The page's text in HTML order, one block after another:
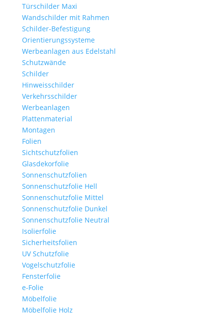
Türschilder Maxi
Wandschilder mit Rahmen
Schilder-Befestigung
Orientierungssysteme
Werbeanlagen aus Edelstahl
Schutzwände
Schilder
Hinweisschilder
Verkehrsschilder
Werbeanlagen
Plattenmaterial
Montagen
Folien
Sichtschutzfolien
Glasdekorfolie
Sonnenschutzfolien
Sonnenschutzfolie Hell
Sonnenschutzfolie Mittel
Sonnenschutzfolie Dunkel
Sonnenschutzfolie Neutral
Isolierfolie
Sicherheitsfolien
UV Schutzfolie
Vogelschutzfolie
Fensterfolie
e-Folie
Möbelfolie
Möbelfolie Holz